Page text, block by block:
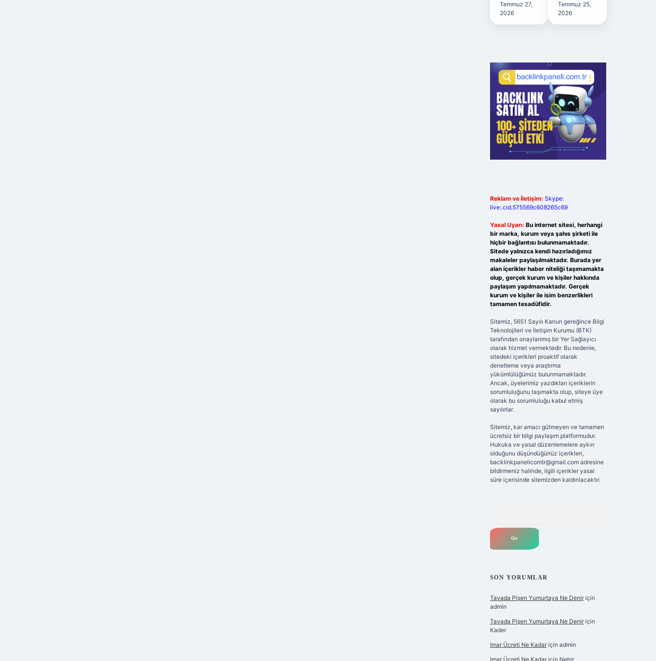
Temmuz 27,
2026
Temmuz 25,
2026
Reklam ve İletişim: Skype:
live:.cid.575569c608265c69
Yasal Uyarı: Bu internet sitesi, herhangi
bir marka, kurum veya şahıs şirketi ile
hiçbir bağlantısı bulunmamaktadır.
Sitede yalnızca kendi hazırladığımız
makaleler paylaşılmaktadır. Burada yer
alan içerikler haber niteliği taşımamakta
olup, gerçek kurum ve kişiler hakkında
paylaşım yapılmamaktadır. Gerçek
kurum ve kişiler ile isim benzerlikleri
tamamen tesadüfidir.
Sitemiz, 5651 Sayılı Kanun gereğince Bilgi
Teknolojileri ve İletişim Kurumu (BTK)
tarafından onaylanmış bir Yer Sağlayıcı
olarak hizmet vermektedir. Bu nedenle,
sitedeki içerikleri proaktif olarak
denetleme veya araştırma
yükümlülüğümüz bulunmamaktadır.
Ancak, üyelerimiz yazdıkları içeriklerin
sorumluluğunu taşımakta olup, siteye üye
olarak bu sorumluluğu kabul etmiş
sayılırlar.
Sitemiz, kar amacı gütmeyen ve tamamen
ücretsiz bir bilgi paylaşım platformudur.
Hukuka ve yasal düzenlemelere aykırı
olduğunu düşündüğünüz içerikleri,
backlinkpanelicomtr@gmail.comadresine
bildirmeniz halinde, ilgili içerikler yasal
süre içerisinde sitemizden kaldırılacaktır.
SON YORUMLAR
Tavada Pişen Yumurtaya Ne Deniriçin
admin
Tavada Pişen Yumurtaya Ne Deniriçin
Kader
Imar Ücreti Ne Kadariçin admin
Imar Ücreti Ne Kadariçin Nehir